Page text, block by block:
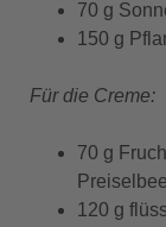
70 g
150 g
Für die Creme:
70 g
120 g